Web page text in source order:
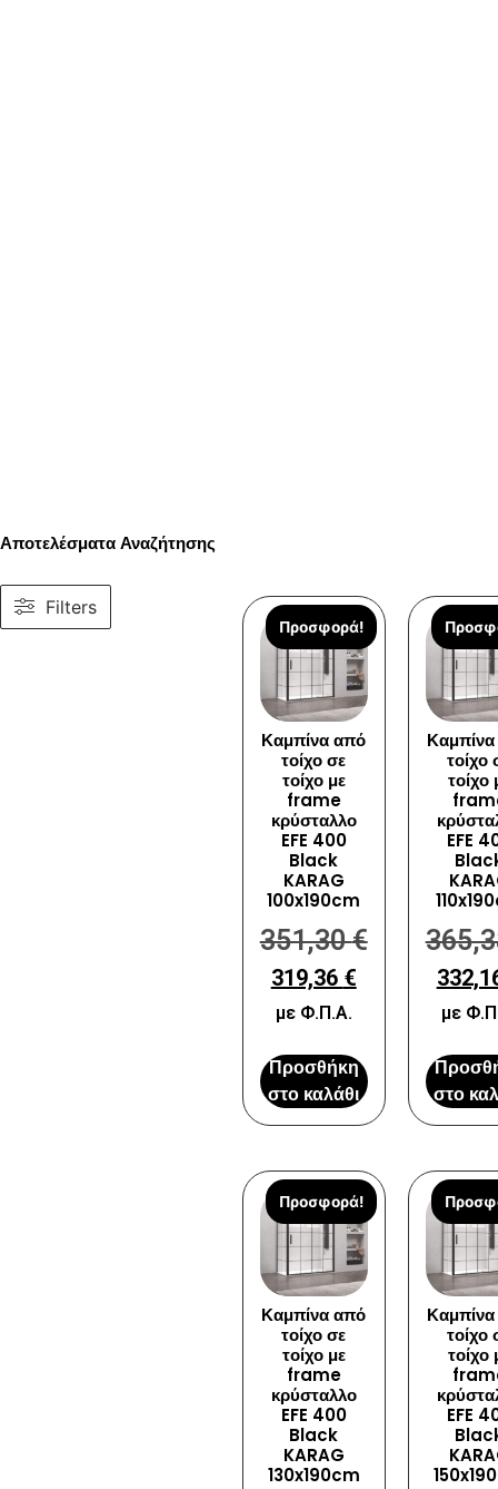
Αποτελέσματα Αναζήτησης
Filters
Προσφορά!
Καμπίνα από
τοίχο σε
τοίχο με
frame
κρύσταλλο
EFE 400
Black
KARAG
100x190cm
351,30€
319,36 €
με Φ.Π.Α.
Προσθήκη
στο καλάθι
τοίχο
τοίχο
EFE
με
στο
Προσφορά!
Καμπίνα από
τοίχο σε
τοίχο με
frame
κρύσταλλο
EFE 400
Black
KARAG
130x190cm
τοίχο
τοίχο
EFE